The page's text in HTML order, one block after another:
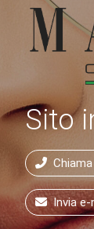
Sito
Invia e-